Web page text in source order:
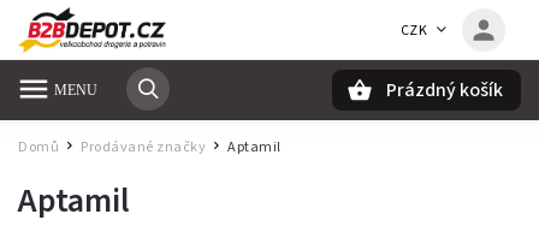
CZK
Prázdný košík
Domů / Prodávané značky / Aptamil
Aptamil